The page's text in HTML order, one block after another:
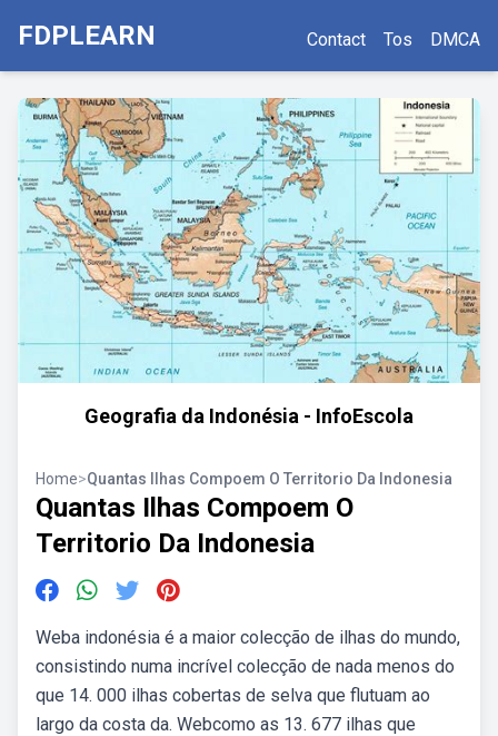
FDPLEARN Contact Tos DMCA
Geografia da Indonésia - InfoEscola
Home>Quantas Ilhas Compoem O Territorio Da Indonesia
Quantas Ilhas Compoem O
Territorio Da Indonesia
Weba indonésia é a maior colecção de ilhas do mundo,
consistindo numa incrível colecção de nada menos do
que 14. 000 ilhas cobertas de selva que flutuam ao
largo da costa da. Webcomo as 13. 677 ilhas que